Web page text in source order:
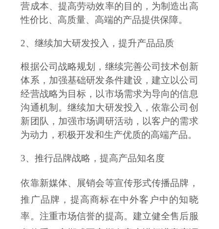
营成本、提高劳动效率的目的，为制造出高
性价比、高质量、高端的产品提供保障。
2、继续加大研发投入，提升产品品质
根据公司战略规划，继续完善公司技术创新
体系，加强基础研发条件建设，建立以公司
经营战略为目标，以市场需求为导向的信息
沟通机制。继续加大研发投入，依靠公司创
新团队，加强市场调研活动，以客户的需求
为动力，积极开发和生产优质的高端产品。
3、推行品牌战略，提高产品知名度
依靠新媒体、展销会等宣传形式传播品牌，
推广品牌，提高商标在中外客户中的知晓
率。注重市场信誉的提高。 建立健全售后服